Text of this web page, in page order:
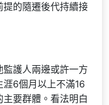
提的隨遷後代持續接
護人兩邊或許一方
6個月以上不滿16
要群體。看法明白